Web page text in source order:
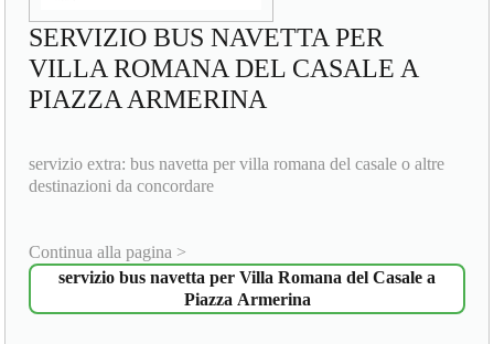
SERVIZIO BUS NAVETTA PER
VILLA ROMANA DEL CASALE A
PIAZZA ARMERINA
servizio extra: bus navetta per villa romana del casale o altre
destinazioni da concordare
Continua alla pagina >
servizio bus navetta per Villa Romana del Casale a
Piazza Armerina